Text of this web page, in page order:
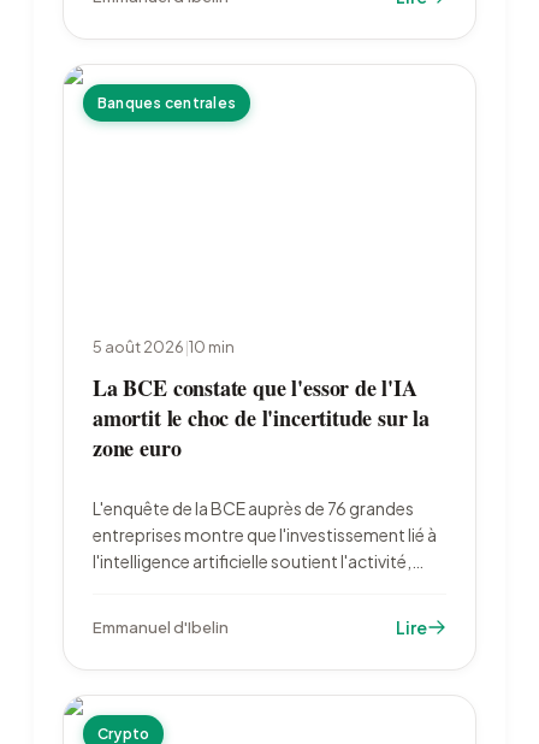
deux leurs paris sur un resserrement de la Fed.
Banques centrales
5 août 2026|10 min
La BCE constate que l'essor de l'IA
amortit le choc de l'incertitude sur la
zone euro
L'enquête de la BCE auprès de 76 grandes
entreprises montre que l'investissement lié à
l'intelligence artificielle soutient l'activité,
restent en retrait : 23 % d'utilisatrices contre
39 % en zone euro.
Emmanuel d'Ibelin Lire
Crypto